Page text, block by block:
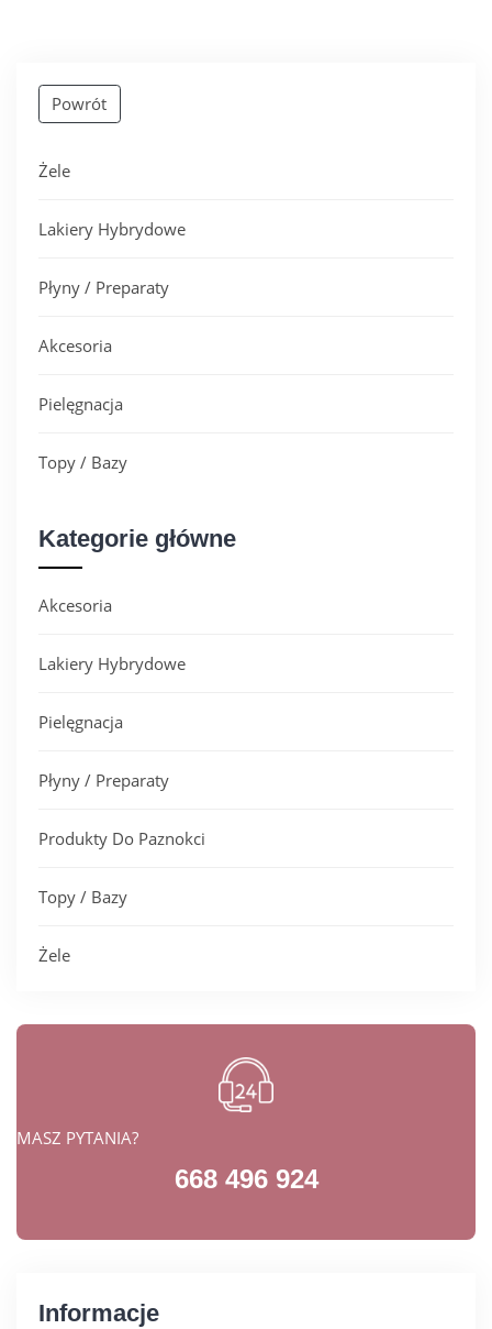
Powrót
Żele
Lakiery Hybrydowe
Płyny / Preparaty
Akcesoria
Pielęgnacja
Topy / Bazy
Kategorie główne
Akcesoria
Lakiery Hybrydowe
Pielęgnacja
Płyny / Preparaty
Produkty Do Paznokci
Topy / Bazy
Żele
MASZ PYTANIA?
668 496 924
Informacje